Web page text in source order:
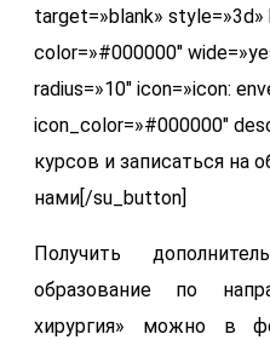
target=»blank»
color=»#000000″
radius=»10″ icon=»icon:
icon_color=»#000000″
курсов и записаться на
нами[/su_button]
Получить
образование по
хирургия» можно в